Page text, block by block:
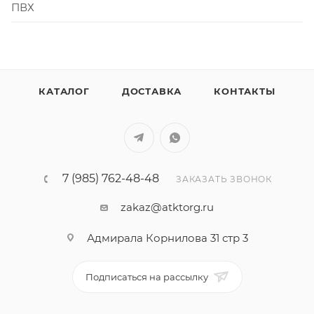
ПВХ
КАТАЛОГ ДОСТАВКА КОНТАКТЫ
7 (985) 762-48-48 ЗАКАЗАТЬ ЗВОНОК
zakaz@atktorg.ru
Адмирала Корнилова 31 стр 3
Подписаться на рассылку